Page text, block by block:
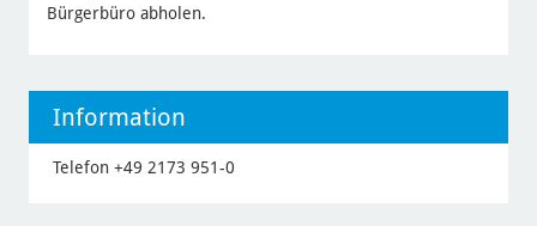
Bürgerbüro abholen.
Information
Telefon +49 2173 951-0